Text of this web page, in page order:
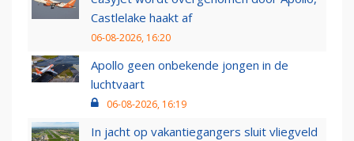
Castlelake haakt af
06-08-2026, 16:20
Apollo geen onbekende jongen in de
luchtvaart
06-08-2026, 16:19
In jacht op vakantiegangers sluit vliegveld